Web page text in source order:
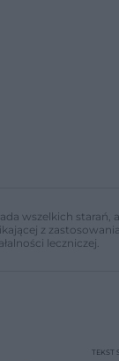
wszelkich
z
leczniczej.
TEKST